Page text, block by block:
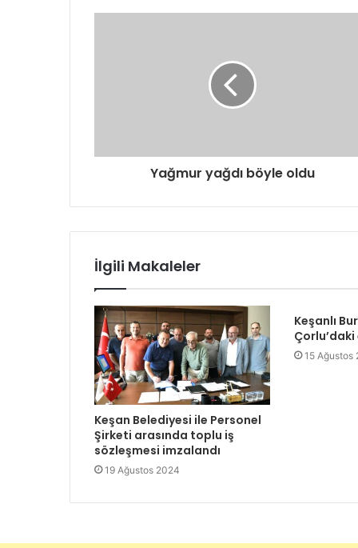
g
i
z
Yağmur yağdı böyle oldu
İlgili Makaleler
Keşan Belediyesi ile Personel
Şirketi arasında toplu iş
sözleşmesi imzalandı
19 Ağustos 2024
Keşanlı
15 Ağustos